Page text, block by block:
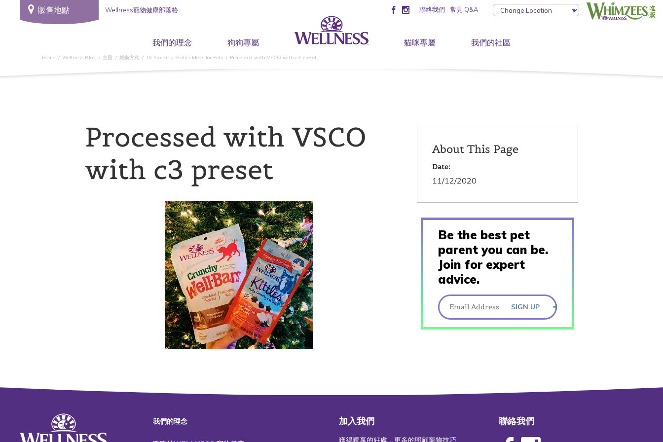
販售地點 Wellness寵物健康部落格 聯絡我們 常見 Q&A
我們的理念 狗狗專屬 貓咪專屬 我們的社區
Home Wellness Blog 主題 娛樂方式 10 Stocking Stuffer Ideas for Pets Processed with VSCO with c3 preset
Processed with VSCO
with c3 preset
About This Page
Date:
11/12/2020
Be the best pet
parent you can be.
Join for expert
advice.
SIGN UP
我們的理念 加入我們
獲得獨享的好處，更多的照顧寵物技巧
聯絡我們